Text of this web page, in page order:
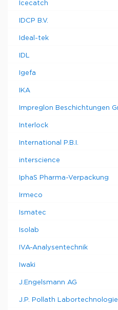
Icecatch
IDCP B.V.
Ideal-tek
IDL
Igefa
IKA
Impreglon Beschichtungen
Interlock
International P.B.I.
interscience
IphaS Pharma-Verpackung
Irmeco
Ismatec
Isolab
IVA-Analysentechnik
Iwaki
J.Engelsmann AG
J.P. Pollath Labortechnologie